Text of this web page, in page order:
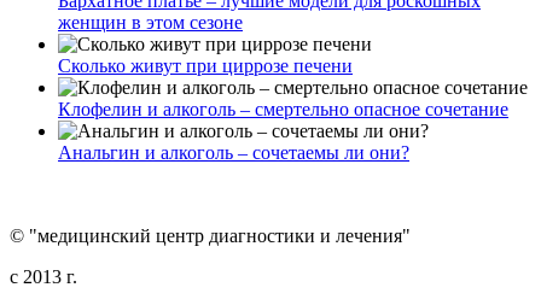
женщин в этом сезоне
Сколько живут при циррозе печени
Клофелин и алкоголь – смертельно опасное сочетание
Анальгин и алкоголь – сочетаемы ли они?
© "медицинский центр диагностики и лечения"
c 2013 г.